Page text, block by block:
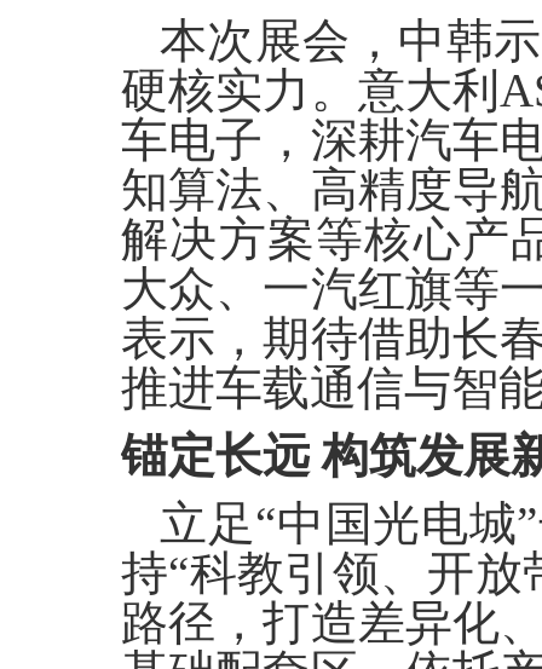
本次展会，中韩
硬核实力。意大利
车电子，深耕汽车
知算法、高精度导
解决方案等核心产
大众、一汽红旗等
表示，期待借助长
推进车载通信与智
锚定长远 构筑发展
立足“中国光电城
持“科教引领、开
路径，打造差异化